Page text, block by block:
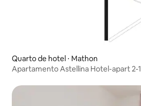
Quarto de hotel ⋅ Mathon
Apartamento Astellina Hotel-apart 2-1